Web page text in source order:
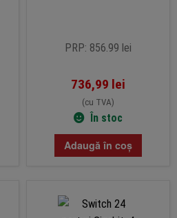
PRP: 856.99 lei
736,99 lei
(cu TVA)
În stoc
Adaugă în coș